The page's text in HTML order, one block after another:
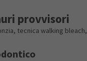
provvisori
tecnica walking